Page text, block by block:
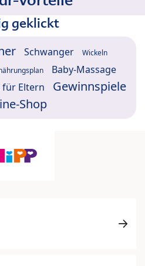
geklickt
Schwanger Wickeln
Baby-Massage
für Eltern
Gewinnspiele
Shop